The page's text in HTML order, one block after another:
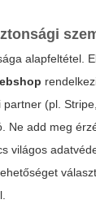
alapfeltétel.
(pl.
Ne add meg
világos